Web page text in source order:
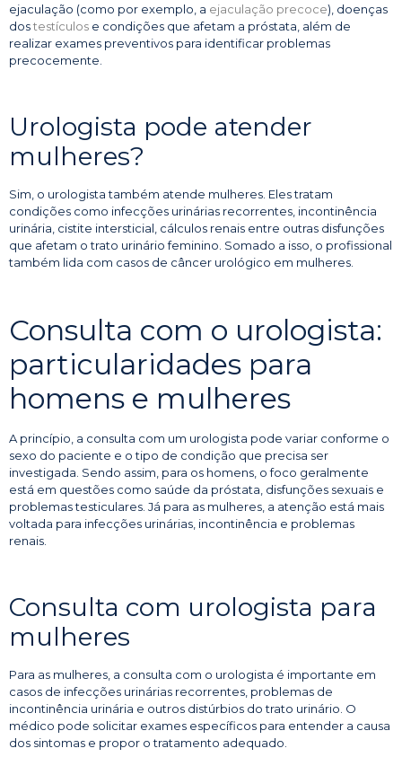
ejaculação (como por exemplo, a ejaculação precoce), doenças
dostestículos e condições que afetam a próstata, além de
realizar exames preventivos para identificar problemas
precocemente.
Urologista pode atender
mulheres?
Sim, o urologista também atende mulheres. Eles tratam
condições como infecções urinárias recorrentes, incontinência
urinária, cistite intersticial, cálculos renais entre outras disfunções
que afetam o trato urinário feminino. Somado a isso, o profissional
também lida com casos de câncer urológico em mulheres.
Consulta com o urologista:
particularidades para
homens e mulheres
A princípio, a consulta com um urologista pode variar conforme o
sexo do paciente e o tipo de condição que precisa ser
investigada. Sendo assim, para os homens, o foco geralmente
está em questões como saúde da próstata, disfunções sexuais e
problemas testiculares. Já para as mulheres, a atenção está mais
voltada para infecções urinárias, incontinência e problemas
renais.
Consulta com urologista para
mulheres
Para as mulheres, a consulta com o urologista é importante em
casos de infecções urinárias recorrentes, problemas de
incontinência urinária e outros distúrbios do trato urinário. O
médico pode solicitar exames específicos para entender a causa
dos sintomas e propor o tratamento adequado.